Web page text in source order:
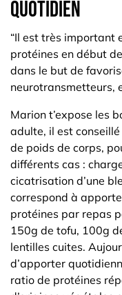
quotidien
“Il est très important
protéines en début
dans le but de
neurotransmetteurs,
Marion t’expose les
adulte, il est
de poids de corps,
différents cas :
cicatrisation d’une
correspond à
protéines par repas
150g de tofu, 100g
lentilles cuites.
d’apporter
ratio de protéines